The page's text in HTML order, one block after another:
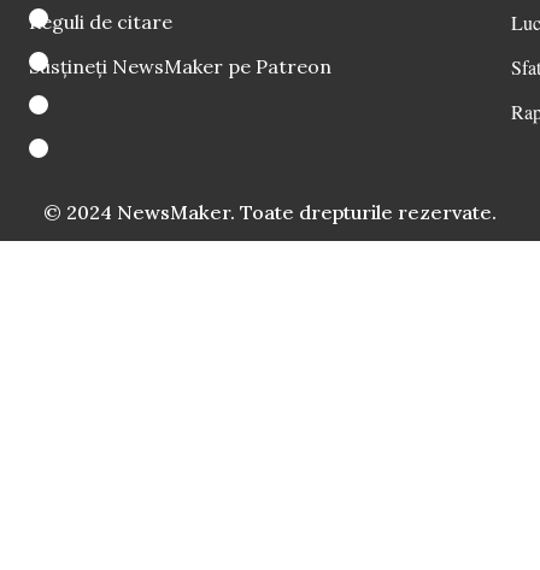
Reguli de citare
Susțineți NewsMaker pe Patreon
© 2024 NewsMaker. Toate drepturile rezervate.